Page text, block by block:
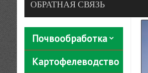
ОБРАТНАЯ СВЯЗЬ
Почвообработка
Картофелеводство